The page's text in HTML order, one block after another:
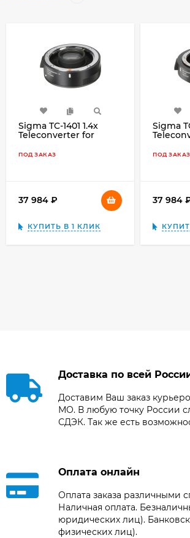
Sigma TC-1401 1.4x
Teleconverter for
ПОД ЗАКАЗ
37 984
КУПИТЬ В 1 КЛИК
Sigma
ПОД ЗАКАЗ
37 984
Доставка по всей
Доставим Ваш заказ
МО. В любую точку России
СДЭК. Так же есть
Оплата онлайн
Оплата заказа различными
Наличная оплата.
юридических лиц).
физических лиц).